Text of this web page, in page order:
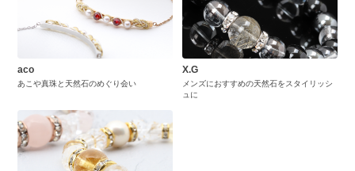
aco
あこや真珠と天然石のめぐり会い
X.G
メンズにおすすめの天然石をスタイリッシ
ュに